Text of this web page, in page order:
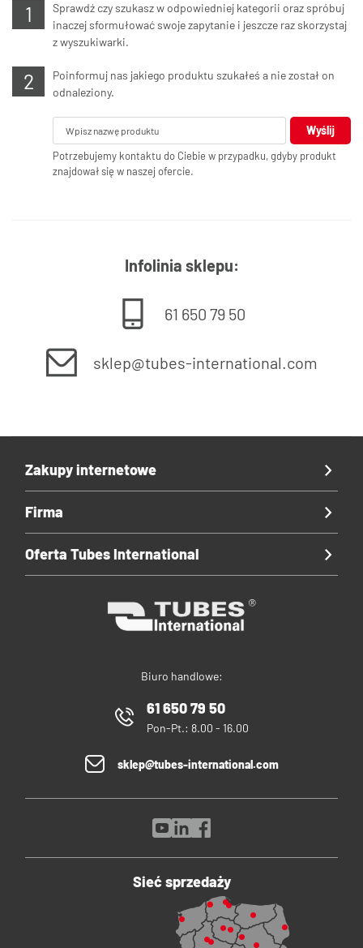
Sprawdź czy szukasz w odpowiedniej kategorii oraz spróbuj
inaczej sformułować swoje zapytanie i jeszcze raz skorzystaj
z wyszukiwarki.
Poinformuj nas jakiego produktu szukałeś a nie został on
odnaleziony.
Wyślij
Potrzebujemy kontaktu do Ciebie w przypadku, gdyby produkt
znajdował się w naszej ofercie.
Infolinia sklepu:
61 650 79 50
sklep@tubes-international.com
Biuro handlowe:
61 650 79 50
Pon-Pt.: 8.00 - 16.00
sklep@tubes-international.com
Zakupy internetowe
Firma
Oferta Tubes International
Sieć sprzedaży